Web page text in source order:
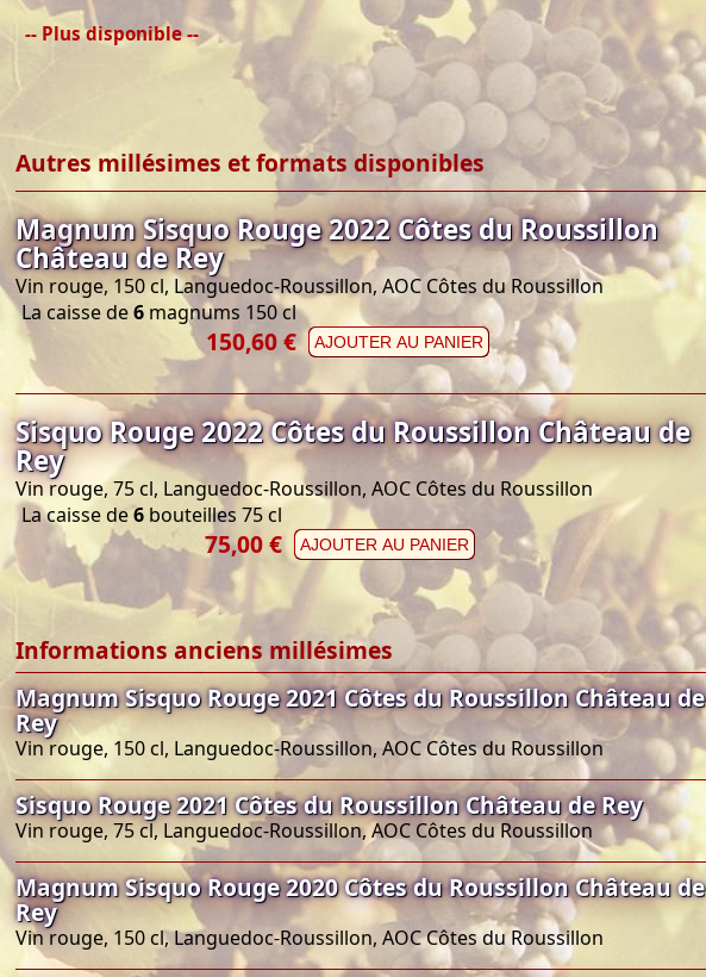
-- Plus disponible --
Autres millésimes et formats disponibles
Magnum Sisquo Rouge 2022 Côtes du Roussillon
Château de Rey
Vin rouge, 150 cl, Languedoc-Roussillon, AOC Côtes du Roussillon
La caisse de6 magnums 150 cl
150,60 € AJOUTER AU PANIER
Sisquo Rouge 2022 Côtes du Roussillon Château de
Rey
Vin rouge, 75 cl, Languedoc-Roussillon, AOC Côtes du Roussillon
La caisse de6 bouteilles 75 cl
75,00 € AJOUTER AU PANIER
Informations anciens millésimes
Magnum Sisquo Rouge 2021 Côtes du Roussillon Château de
Rey
Vin rouge, 150 cl, Languedoc-Roussillon, AOC Côtes du Roussillon
Sisquo Rouge 2021 Côtes du Roussillon Château de Rey
Vin rouge, 75 cl, Languedoc-Roussillon, AOC Côtes du Roussillon
Magnum Sisquo Rouge 2020 Côtes du Roussillon Château de
Rey
Vin rouge, 150 cl, Languedoc-Roussillon, AOC Côtes du Roussillon